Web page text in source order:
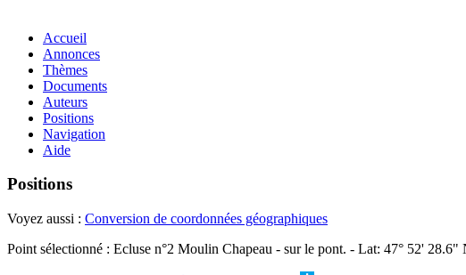
Accueil
Annonces
Thèmes
Documents
Auteurs
Positions
Navigation
Aide
Positions
Voyez aussi : Conversion de coordonnées géographiques
Point sélectionné : Ecluse n°2 Moulin Chapeau - sur le pont. - Lat: 47° 52'